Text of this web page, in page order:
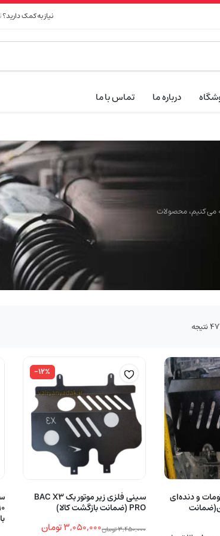
نیاز به کمک دارید؟
درباره ما تماس با ما
می کنیم، محصولات
جدیدترین
و دنده‌ای
-۱۲%
سینی فلزی زیر موتور بک BAC X3
PRO (ضمانت بازگشت کالا)
۳,۴۵۰,۰۰۰تومان۳,۰۵۰,۰۰۰تومان